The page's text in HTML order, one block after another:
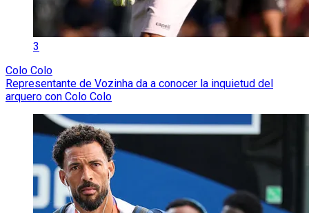
3
Colo Colo
Representante de Vozinha da a conocer la inquietud del
arquero con Colo Colo